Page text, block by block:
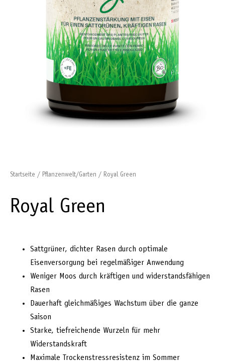
Startseite / Pflanzenwelt/Garten / Royal Green
Royal Green
Sattgrüner, dichter Rasen durch optimale
Eisenversorgung bei regelmäßiger Anwendung
Weniger Moos durch kräftigen und widerstandsfähigen
Rasen
Dauerhaft gleichmäßiges Wachstum über die ganze
Saison
Starke, tiefreichende Wurzeln für mehr
Widerstandskraft
Maximale Trockenstressresistenz im Sommer